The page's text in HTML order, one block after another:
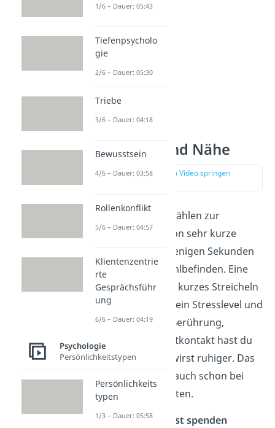
Berührung und Nähe
zur Stelle im Video springen
Auch Berührungen zählen zur
Körpersprache. Schon sehr kurze
Berührungen von wenigen Sekunden
verbessern dein Wohlbefinden. Eine
Umarmung oder ein kurzes Streicheln
senkt automatisch dein Stresslevel und
deinen Puls. Durch Berührung,
Zärtlichkeit und Hautkontakt hast du
weniger Angst und wirst ruhiger. Das
kannst du übrigens auch schon bei
Säuglingen beobachten.
Umarmung zum Trost spenden
1/6 – Dauer: 05:43
Tiefenpsycholo
gie
2/6 – Dauer: 05:30
Triebe
3/6 – Dauer: 04:18
Bewusstsein
4/6 – Dauer: 03:58
Rollenkonflikt
5/6 – Dauer: 04:57
Klientenzentrie
rte
Gesprächsführ
ung
6/6 – Dauer: 04:19
Psychologie
Persönlichkeitstypen
Persönlichkeits
typen
1/3 – Dauer: 05:58